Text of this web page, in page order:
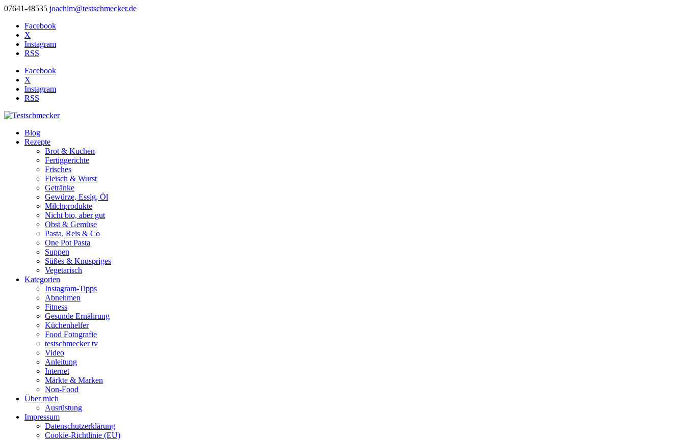
07641-48535 joachim@testschmecker.de
Facebook
X
Instagram
RSS
Facebook
X
Instagram
RSS
Blog
Rezepte
Brot & Kuchen
Fertiggerichte
Frisches
Fleisch & Wurst
Getränke
Gewürze, Essig, Öl
Milchprodukte
Nicht bio, aber gut
Obst & Gemüse
Pasta, Reis & Co
One Pot Pasta
Suppen
Süßes & Knuspriges
Vegetarisch
Kategorien
Instagram-Tipps
Abnehmen
Fitness
Gesunde Ernährung
Küchenhelfer
Food Fotografie
testschmecker tv
Video
Anleitung
Internet
Märkte & Marken
Non-Food
Über mich
Ausrüstung
Impressum
Datenschutzerklärung
Cookie-Richtlinie (EU)